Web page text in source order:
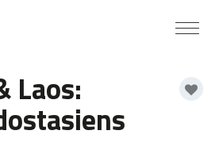
Laos: